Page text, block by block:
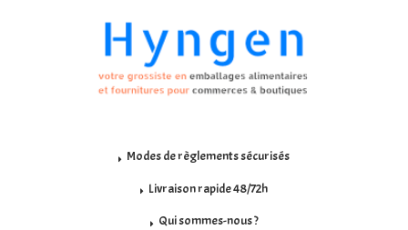
Modes de règlements sécurisés
Livraison rapide 48/72h
Qui sommes-nous ?